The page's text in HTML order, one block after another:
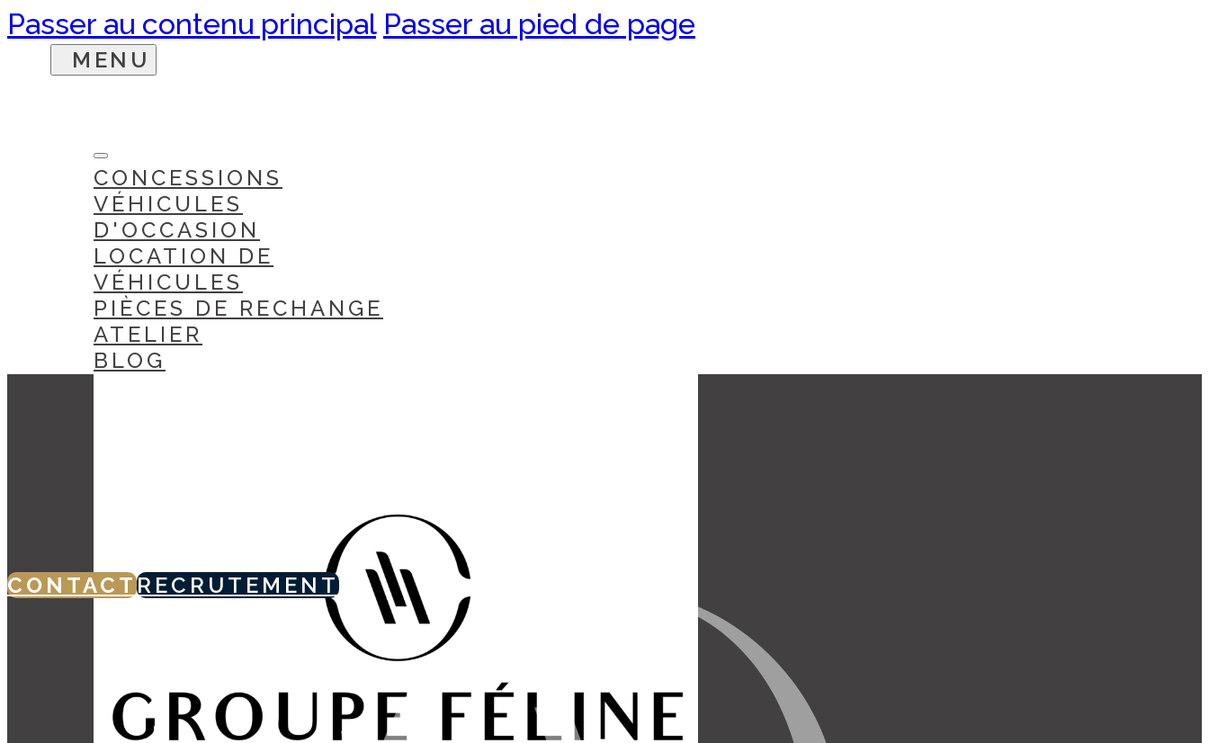
Passer au contenu principal Passer au pied de page
CONCESSIONS
VÉHICULES
D'OCCASION
LOCATION DE
VÉHICULES
PIÈCES DE RECHANGE
ATELIER
BLOG
CONTACTRECRUTEMENT